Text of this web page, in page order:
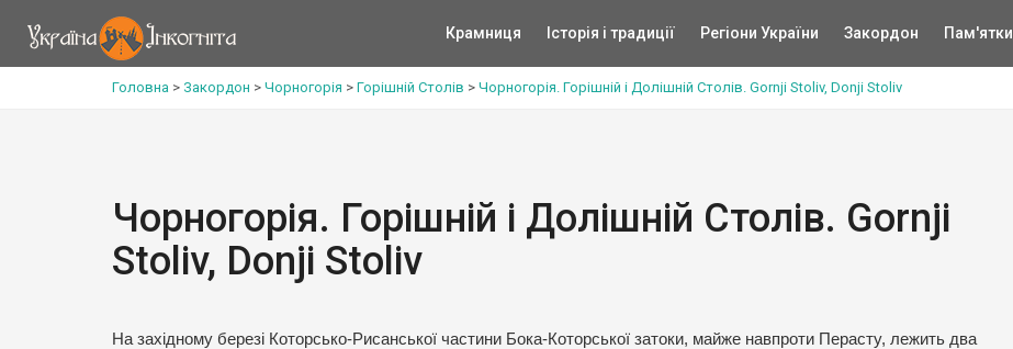
Крамниця Історія і традиції Регіони України Закордон Пам'ятки
Головна > Закордон > Чорногорія > Горішній Столів > Чорногорія. Горішній і Долішній Столів. Gornji Stoliv, Donji Stoliv
Чорногорія. Горішній і Долішній Столів. Gornji
Stoliv, Donji Stoliv
На західному березі Которсько-Рисанської частини Бока-Которської затоки, майже навпроти Перасту, лежить два